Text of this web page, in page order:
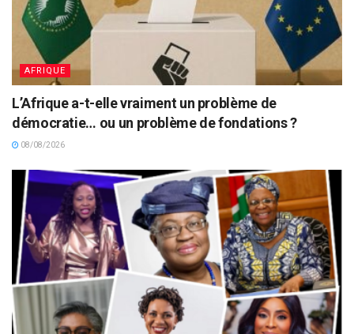
AFRIQUE
L’Afrique a-t-elle vraiment un problème de
démocratie… ou un problème de fondations ?
08/08/2026